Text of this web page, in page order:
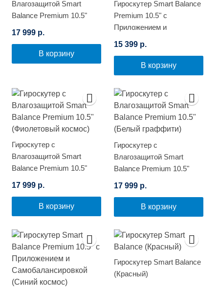
Влагозащитой Smart
Balance Premium 10.5"
17 999 р.
В корзину
Гироскутер Smart Balance
Premium 10.5" с
Приложением и
(Цветной огонь)
15 399 р.
В корзину
Гироскутер с
Влагозащитой Smart
Balance Premium 10.5"
17 999 р.
В корзину
Гироскутер с
Влагозащитой Smart
Balance Premium 10.5"
17 999 р.
В корзину
Гироскутер Smart Balance
(Красный)